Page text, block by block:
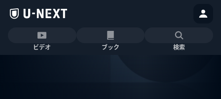
ビデオ ブック 検索